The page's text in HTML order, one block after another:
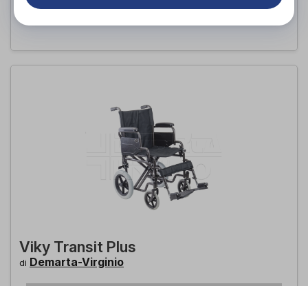
PROVA E ACQUISTA IN NEGOZIO
Viky Transit Plus
di Demarta-Virginio